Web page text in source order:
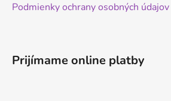
Podmienky ochrany osobných údajov
Prijímame online platby